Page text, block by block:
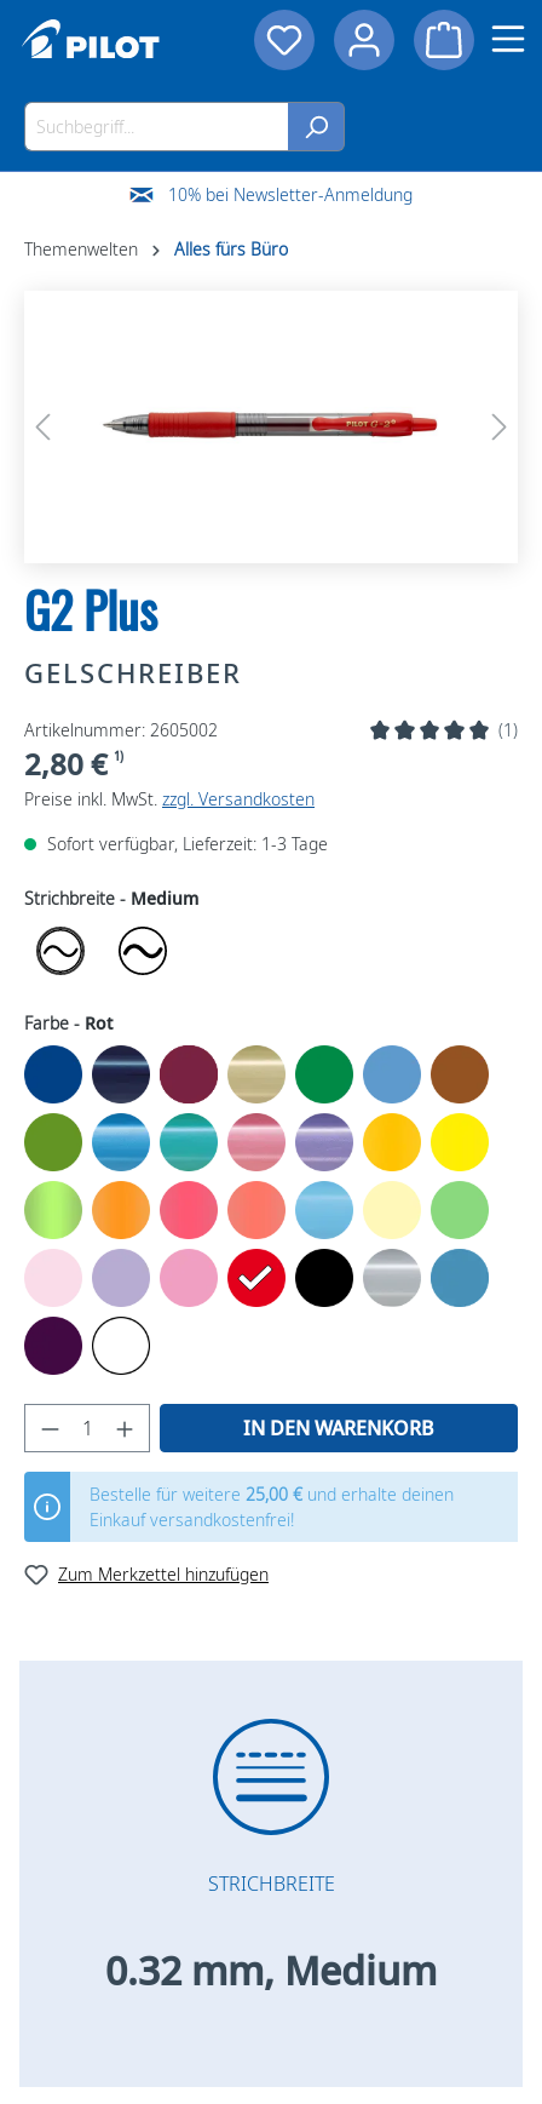
10% bei Newsletter-Anmeldung
Themenwelten Alles fürs Büro
G2 Plus
GELSCHREIBER
(1)
Artikelnummer: 2605002
2,80 € 1)
Preise inkl. MwSt. zzgl. Versandkosten
Sofort verfügbar, Lieferzeit: 1-3 Tage
Strichbreite - Medium
Farbe - Rot
IN DEN WARENKORB
Bestelle für weitere 25,00 €und erhalte deinen
Einkauf versandkostenfrei!
Zum Merkzettel hinzufügen
STRICHBREITE
0.32 mm, Medium